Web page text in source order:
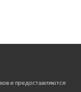
и предоставляются